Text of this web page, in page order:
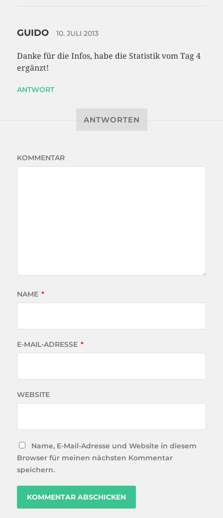
GUIDO 10. JULI 2013
Danke für die Infos, habe die Statistik vom Tag 4
ergänzt!
ANTWORT
ANTWORTEN
KOMMENTAR
NAME *
E-MAIL-ADRESSE *
WEBSITE
Name, E-Mail-Adresse und Website in diesem
Browser für meinen nächsten Kommentar
speichern.